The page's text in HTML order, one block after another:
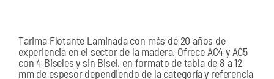
Tarima Flotante Laminada con más de 20 años de
experiencia en el sector de la madera. Ofrece AC4 y AC5
con 4 Biseles y sin Bisel, en formato de tabla de 8 a 12
mm de espesor dependiendo de la categoría y referencia